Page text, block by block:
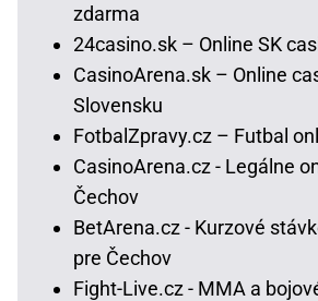
zdarma
24casino.sk – Online SK
CasinoArena.sk – Online
Slovensku
FotbalZpravy.cz – Futbal
CasinoArena.cz - Legálne
Čechov
BetArena.cz - Kurzové
pre Čechov
Fight-Live.cz - MMA a